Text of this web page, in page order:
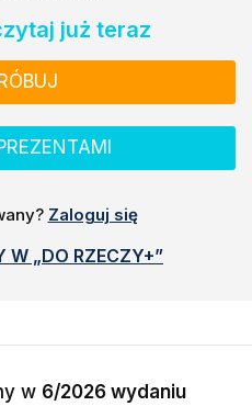
już teraz
Zaloguj się
W „DO RZECZY+”
w 6/2026 wydaniu